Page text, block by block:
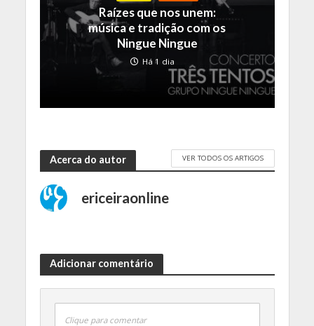
Raízes que nos unem:
música e tradição com os
Ningue Ningue
Há 1 dia
Acerca do autor VER TODOS OS ARTIGOS
ericeiraonline
Adicionar comentário
Clique para comentar